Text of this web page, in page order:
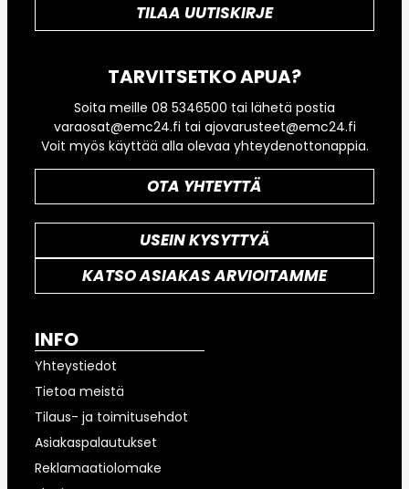
TILAA UUTISKIRJE
TARVITSETKO APUA?
Soita meille 08 5346500 tai lähetä postia
varaosat@emc24.fi tai ajovarusteet@emc24.fi
Voit myös käyttää alla olevaa yhteydenottonappia.
OTA YHTEYTTÄ
USEIN KYSYTTYÄ
KATSO ASIAKAS ARVIOITAMME
INFO
Yhteystiedot
Tietoa meistä
Tilaus- ja toimitusehdot
Asiakaspalautukset
Reklamaatiolomake